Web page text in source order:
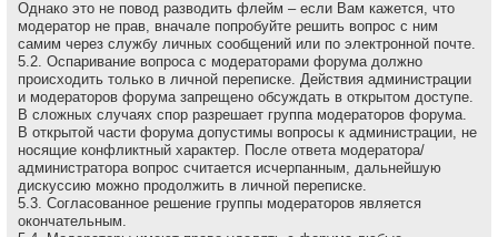
Однако это не повод разводить флейм – если Вам кажется, что
модеpатоp не пpав, вначале попpобуйте pешить вопpос с ним
самим через службу личных сообщений или по электронной почте.
5.2. Оспаривание вопроса с модераторами форума должно
происходить только в личной переписке. Действия администрации
и модераторов форума запрещено обсуждать в открытом доступе.
В сложных случаях спор разрешает группа модераторов форума.
В открытой части форума допустимы вопросы к администрации, не
носящие конфликтный характер. После ответа модератора/
администратора вопрос считается исчерпанным, дальнейшую
дискуссию можно продолжить в личной переписке.
5.3. Согласованное решение группы модераторов является
окончательным.